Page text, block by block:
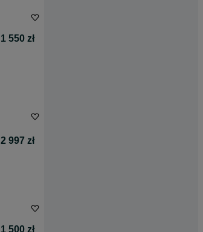
1 550 zł
2 997 zł
1 500 zł